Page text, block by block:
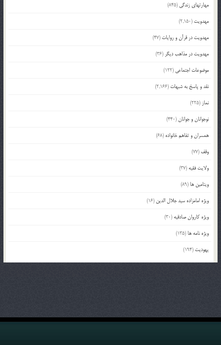
مهارتهای زندگی (845)
مهدویت (2,150)
مهدویت در قرآن و روایات (47)
مهدویت در مذاهب دیگر (36)
موضوعات اجتماعی (122)
نقد و پاسخ به شبهات (2,166)
نماز (225)
نوجوانان و جوانان(440)
همسران و تفاهم خانواده (68)
وقف (77)
ولایت فقیه (37)
ویتامین ها (89)
ویژه امامزاده سید جلال الدین (16)
ویژه کاروان صادقیه (30)
ویژه نامه ها (135)
یهودیت (194)